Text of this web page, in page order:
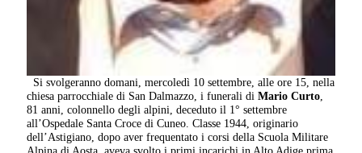
Si svolgeranno domani, mercoledì 10 settembre, alle ore 15, nella
chiesa parrocchiale di San Dalmazzo, i funerali diMario Curto,
81 anni, colonnello degli alpini, deceduto il 1° settembre
all’Ospedale Santa Croce di Cuneo. Classe 1944, originario
dell’Astigiano, dopo aver frequentato i corsi della Scuola Militare